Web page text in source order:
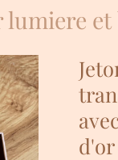
lumiere